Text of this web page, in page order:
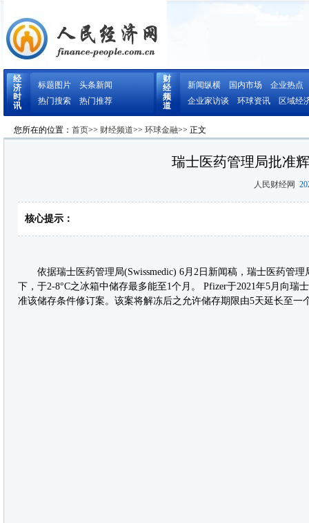
经
济
时
讯
标题图片
头条新闻
热门搜索
热门推荐
财
经
频
道
新闻纵横 国内市场
企业热点
企业家访谈
环球资讯 区域经
您所在的位置： 首页>> 财经频道>> 环球金融>> 正文
瑞士医药管理局批准
人民财经网
核心提示：
依据瑞士医药管理局(Swissmedic) 6月2日新闻稿，瑞士医药管理
下，于2-8°C之冰箱中储存最多能至1个月。 Pfizer于2021年5月向瑞
准该储存条件修订案。该案将解冻后之允许储存期限由5天延长至